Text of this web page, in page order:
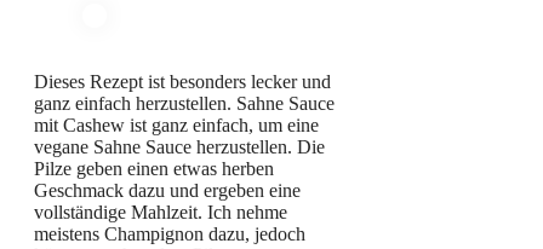
Dieses Rezept ist besonders lecker und
ganz einfach herzustellen. Sahne Sauce
mit Cashew ist ganz einfach, um eine
vegane Sahne Sauce herzustellen. Die
Pilze geben einen etwas herben
Geschmack dazu und ergeben eine
vollständige Mahlzeit. Ich nehme
meistens Champignon dazu, jedoch